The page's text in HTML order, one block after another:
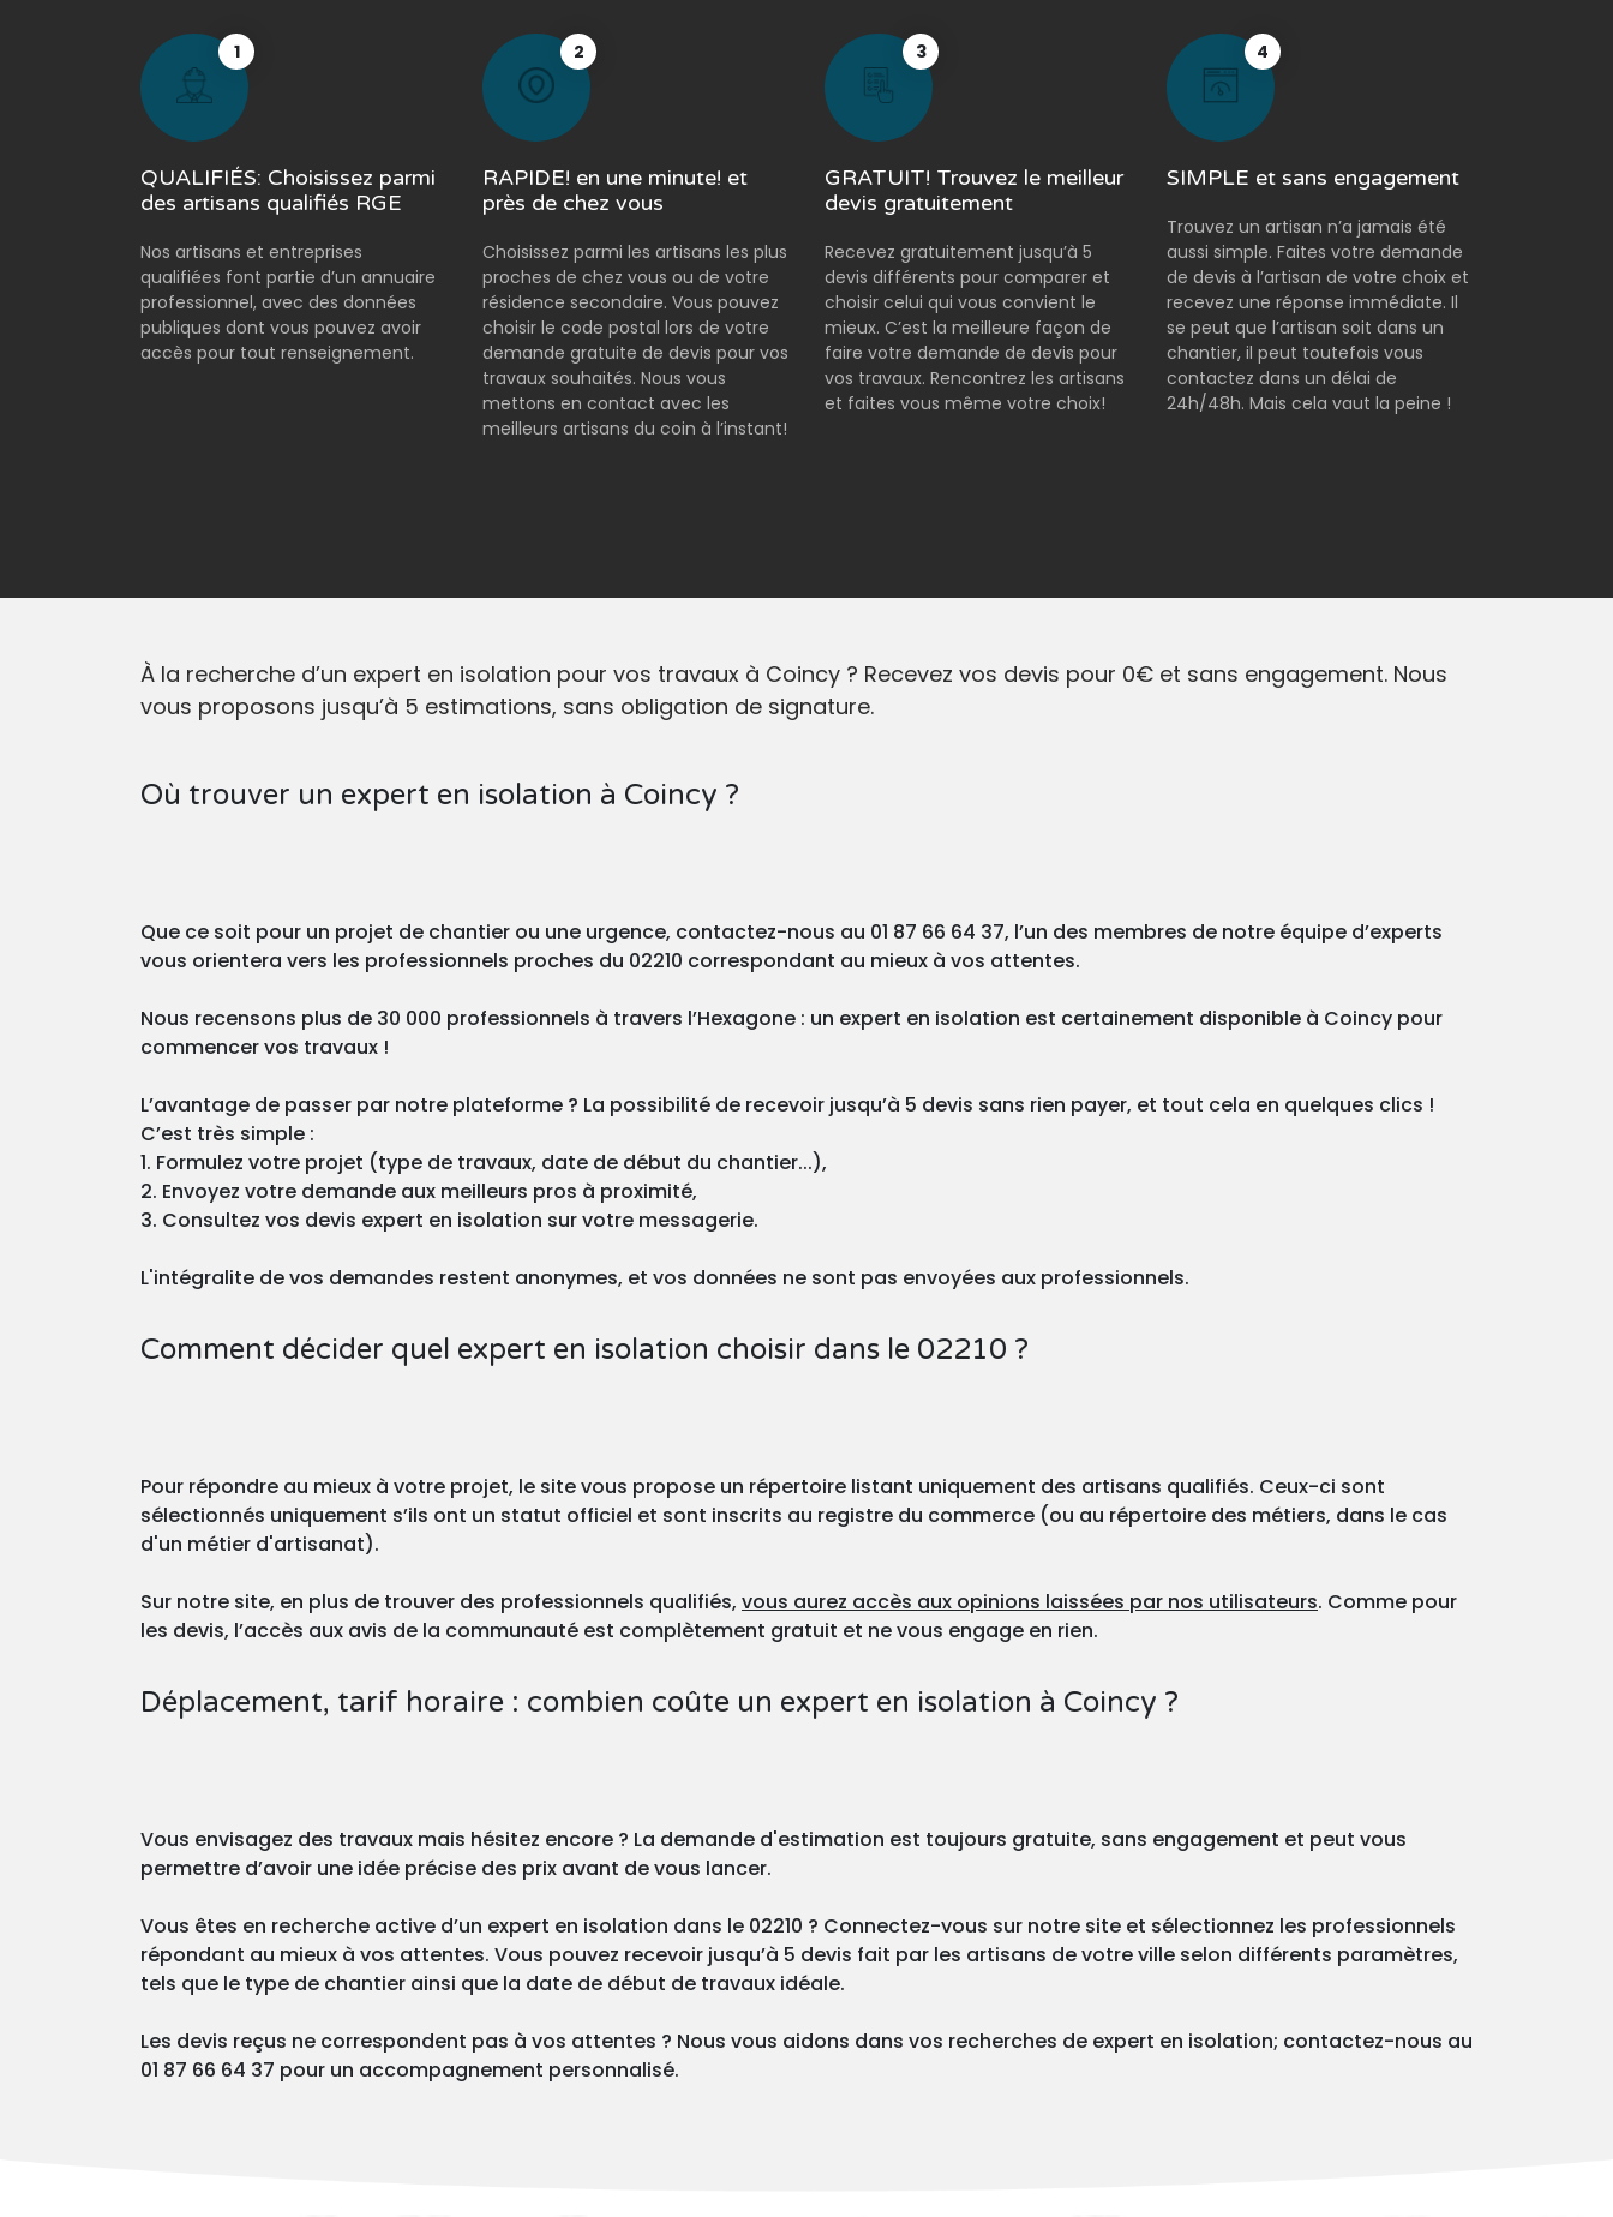
1
QUALIFIÉS: Choisissez parmi
des artisans qualifiés RGE
Nos artisans et entreprises
qualifiées font partie d’un annuaire
professionnel, avec des données
publiques dont vous pouvez avoir
accès pour tout renseignement.
2
RAPIDE! en une minute! et
près de chez vous
Choisissez parmi les artisans les plus
proches de chez vous ou de votre
résidence secondaire. Vous pouvez
choisir le code postal lors de votre
demande gratuite de devis pour vos
travaux souhaités. Nous vous
mettons en contact avec les
meilleurs artisans du coin à l’instant!
3
GRATUIT! Trouvez le meilleur
devis gratuitement
Recevez gratuitement jusqu’à 5
devis différents pour comparer et
choisir celui qui vous convient le
mieux. C’est la meilleure façon de
faire votre demande de devis pour
vos travaux. Rencontrez les artisans
et faites vous même votre choix!
4
SIMPLE et sans engagement
Trouvez un artisan n’a jamais été
aussi simple. Faites votre demande
de devis à l’artisan de votre choix et
recevez une réponse immédiate. Il
se peut que l’artisan soit dans un
chantier, il peut toutefois vous
contactez dans un délai de
24h/48h. Mais cela vaut la peine !
À la recherche d’un expert en isolation pour vos travaux à Coincy ? Recevez vos devis pour 0€ et sans engagement. Nous
vous proposons jusqu’à 5 estimations, sans obligation de signature.
Où trouver un expert en isolation à Coincy ?
Que ce soit pour un projet de chantier ou une urgence, contactez-nous au 01 87 66 64 37, l’un des membres de notre équipe d’experts
vous orientera vers les professionnels proches du 02210 correspondant au mieux à vos attentes.
Nous recensons plus de 30 000 professionnels à travers l’Hexagone : un expert en isolation est certainement disponible à Coincy pour
commencer vos travaux !
L’avantage de passer par notre plateforme ? La possibilité de recevoir jusqu’à 5 devis sans rien payer, et tout cela en quelques clics !
C’est très simple :
1. Formulez votre projet (type de travaux, date de début du chantier...),
2. Envoyez votre demande aux meilleurs pros à proximité,
3. Consultez vos devis expert en isolation sur votre messagerie.
L'intégralite de vos demandes restent anonymes, et vos données ne sont pas envoyées aux professionnels.
Comment décider quel expert en isolation choisir dans le 02210 ?
Pour répondre au mieux à votre projet, le site vous propose un répertoire listant uniquement des artisans qualifiés. Ceux-ci sont
sélectionnés uniquement s’ils ont un statut officiel et sont inscrits au registre du commerce (ou au répertoire des métiers, dans le cas
d'un métier d'artisanat).
Sur notre site, en plus de trouver des professionnels qualifiés, vous aurez accès aux opinions laissées par nos utilisateurs. Comme pour
les devis, l’accès aux avis de la communauté est complètement gratuit et ne vous engage en rien.
Déplacement, tarif horaire : combien coûte un expert en isolation à Coincy ?
Vous envisagez des travaux mais hésitez encore ? La demande d'estimation est toujours gratuite, sans engagement et peut vous
permettre d’avoir une idée précise des prix avant de vous lancer.
Vous êtes en recherche active d’un expert en isolation dans le 02210 ? Connectez-vous sur notre site et sélectionnez les professionnels
répondant au mieux à vos attentes. Vous pouvez recevoir jusqu’à 5 devis fait par les artisans de votre ville selon différents paramètres,
tels que le type de chantier ainsi que la date de début de travaux idéale.
Les devis reçus ne correspondent pas à vos attentes ? Nous vous aidons dans vos recherches de expert en isolation; contactez-nous au
01 87 66 64 37 pour un accompagnement personnalisé.